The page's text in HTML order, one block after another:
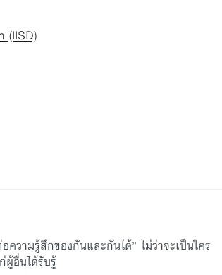
(IISD)
วามรู้สึกของกันและกันได้” ไม่ว่าจะเป็นใคร
ผู้อื่นได้รับรู้